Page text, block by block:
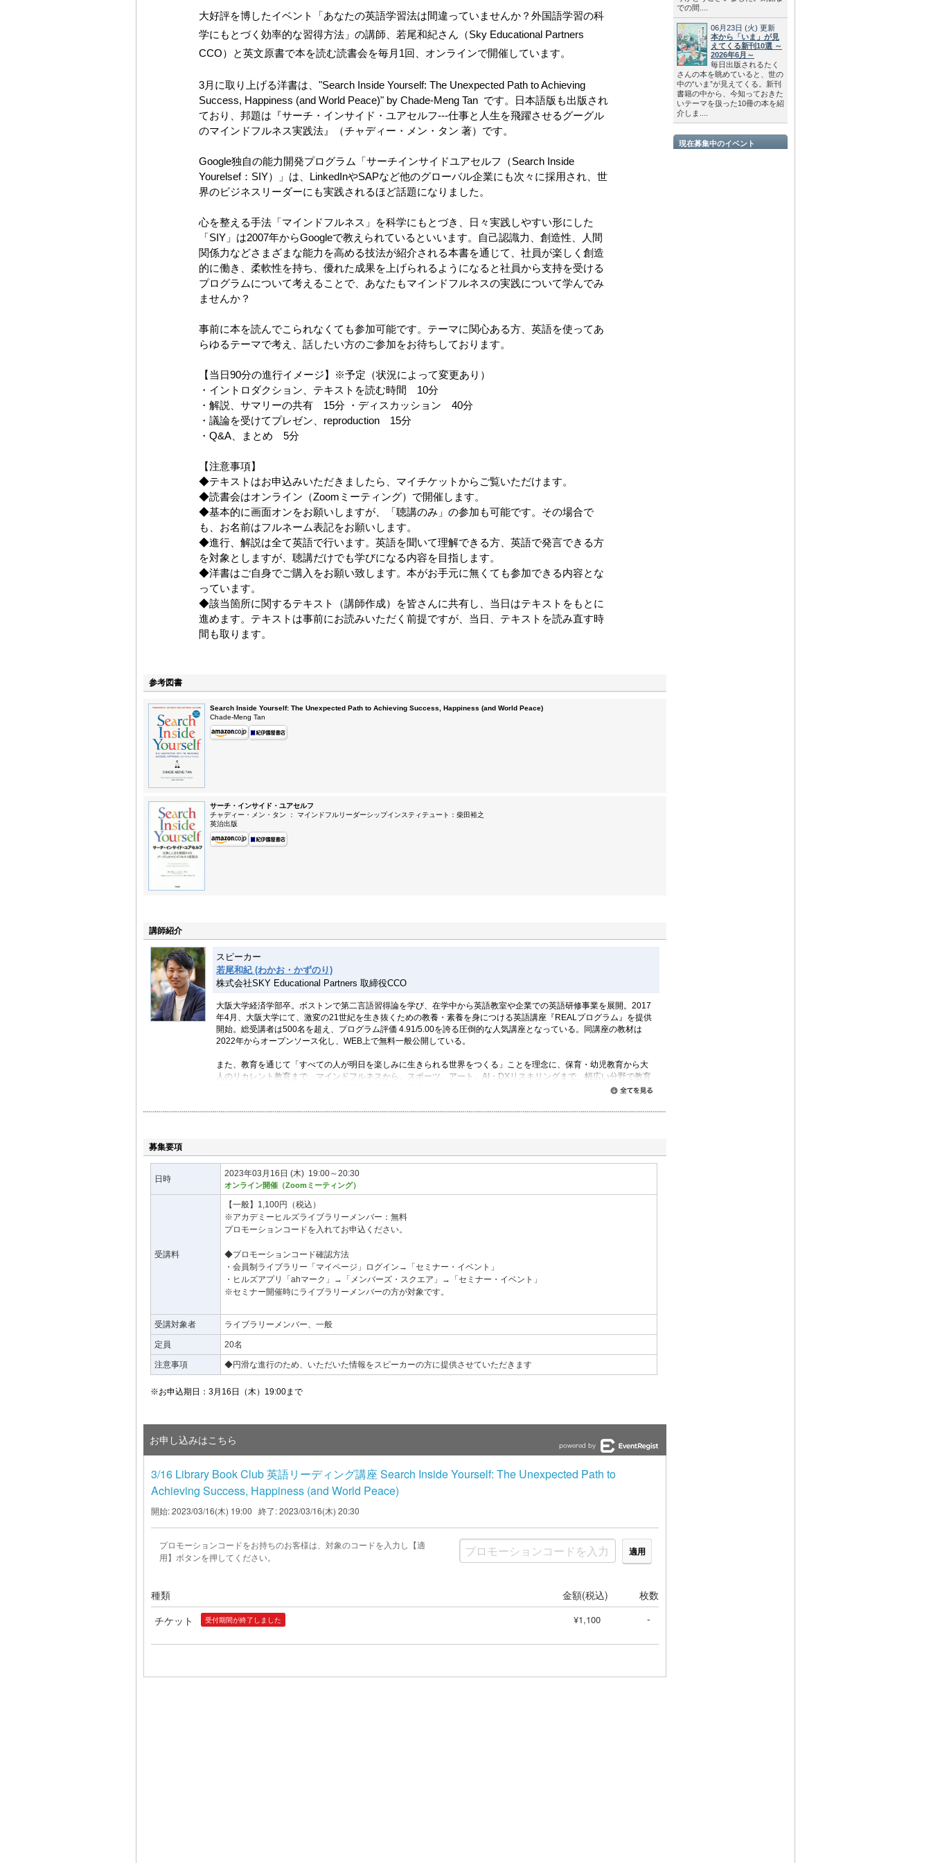
大好評を博したイベント「あなたの英語学習法は間違っていませんか？外国語学習の科
学にもとづく効率的な習得方法」の講師、若尾和紀さん（Sky Educational Partners
CCO）と英文原書で本を読む読書会を毎月1回、オンラインで開催しています。
3月に取り上げる洋書は、"Search Inside Yourself: The Unexpected Path to Achieving
Success, Happiness (and World Peace)" by Chade-Meng Tan です。日本語版も出版され
ており、邦題は『サーチ・インサイド・ユアセルフ---仕事と人生を飛躍させるグーグル
のマインドフルネス実践法』（チャディー・メン・タン 著）です。
Google独自の能力開発プログラム「サーチインサイドユアセルフ（Search Inside
Yourelsef：SIY）」は、LinkedInやSAPなど他のグローバル企業にも次々に採用され、世
界のビジネスリーダーにも実践されるほど話題になりました。
心を整える手法「マインドフルネス」を科学にもとづき、日々実践しやすい形にした
「SIY」は2007年からGoogleで教えられているといいます。自己認識力、創造性、人間
関係力などさまざまな能力を高める技法が紹介される本書を通じて、社員が楽しく創造
的に働き、柔軟性を持ち、優れた成果を上げられるようになると社員から支持を受ける
プログラムについて考えることで、あなたもマインドフルネスの実践について学んでみ
ませんか？
事前に本を読んでこられなくても参加可能です。テーマに関心ある方、英語を使ってあ
らゆるテーマで考え、話したい方のご参加をお待ちしております。
【当日90分の進行イメージ】※予定（状況によって変更あり）
・イントロダクション、テキストを読む時間 10分
・解説、サマリーの共有 15分 ・ディスカッション 40分
・議論を受けてプレゼン、reproduction 15分
・Q&A、まとめ 5分
【注意事項】
◆テキストはお申込みいただきましたら、マイチケットからご覧いただけます。
◆読書会はオンライン（Zoomミーティング）で開催します。
◆基本的に画面オンをお願いしますが、「聴講のみ」の参加も可能です。その場合で
も、お名前はフルネーム表記をお願いします。
◆進行、解説は全て英語で行います。英語を聞いて理解できる方、英語で発言できる方
を対象としますが、聴講だけでも学びになる内容を目指します。
◆洋書はご自身でご購入をお願い致します。本がお手元に無くても参加できる内容とな
っています。
◆該当箇所に関するテキスト（講師作成）を皆さんに共有し、当日はテキストをもとに
進めます。テキストは事前にお読みいただく前提ですが、当日、テキストを読み直す時
間も取ります。
参考図書
Search Inside Yourself: The Unexpected Path to Achieving Success, Happiness (and World Peace)
Chade-Meng Tan
サーチ・インサイド・ユアセルフ
チャディー・メン・タン ： マインドフルリーダーシップインスティテュート：柴田裕之
英治出版
講師紹介
スピーカー
若尾和紀 (わかお・かずのり)
株式会社SKY Educational Partners 取締役CCO
大阪大学経済学部卒。ボストンで第二言語習得論を学び、在学中から英語教室や企業での英語研修事業を展開。2017
年4月、大阪大学にて、激変の21世紀を生き抜くための教養・素養を身につける英語講座『REALプログラム』を提供
開始。総受講者は500名を超え、プログラム評価 4.91/5.00を誇る圧倒的な人気講座となっている。同講座の教材は
2022年からオープンソース化し、WEB上で無料一般公開している。
また、教育を通じて「すべての人が明日を楽しみに生きられる世界をつくる」ことを理念に、保育・幼児教育から大
人のリカレント教育まで、マインドフルネスから、スポーツ、アート、AI・DXリスキリングまで、幅広い分野で教育
募集要項
日時
2023年03月16日 (木) 19:00～20:30
オンライン開催（Zoomミーティング）
受講料
【一般】1,100円（税込）
※アカデミーヒルズライブラリーメンバー：無料
プロモーションコードを入れてお申込ください。
◆プロモーションコード確認方法
・会員制ライブラリー「マイページ」ログイン→「セミナー・イベント」
・ヒルズアプリ「ahマーク」→「メンバーズ・スクエア」→「セミナー・イベント」
※セミナー開催時にライブラリーメンバーの方が対象です。
受講対象者 ライブラリーメンバー、一般
定員 20名
注意事項 ◆円滑な進行のため、いただいた情報をスピーカーの方に提供させていただきます
※お申込期日：3月16日（木）19:00まで
での間....
06月23日 (火) 更新
本から「いま」が見
えてくる新刊10選 ～
2026年6月～
毎日出版されるたく
さんの本を眺めていると、世の
中の“いま”が見えてくる。新刊
書籍の中から、今知っておきた
いテーマを扱った10冊の本を紹
介しま....
現在募集中のイベント